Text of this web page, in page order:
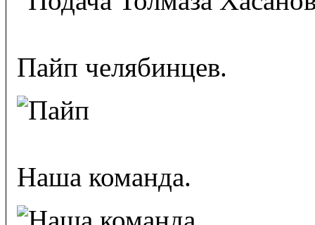
Пайп челябинцев.
Наша команда.